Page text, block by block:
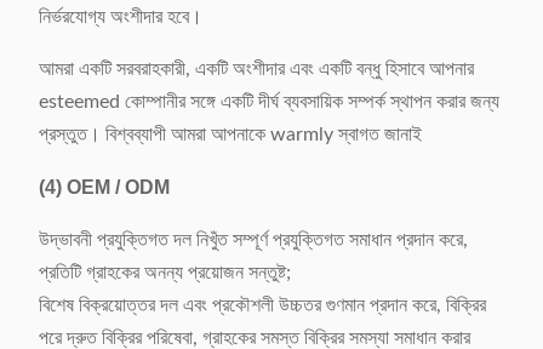
নির্ভরযোগ্য অংশীদার হবে।
আমরা একটি সরবরাহকারী, একটি অংশীদার এবং একটি বন্ধু হিসাবে আপনার
esteemed কোম্পানীর সঙ্গে একটি দীর্ঘ ব্যবসায়িক সম্পর্ক স্থাপন করার জন্য
প্রস্তুত। বিশ্বব্যাপী আমরা আপনাকে warmly স্বাগত জানাই
(4) OEM / ODM
উদ্ভাবনী প্রযুক্তিগত দল নিখুঁত সম্পূর্ণ প্রযুক্তিগত সমাধান প্রদান করে,
প্রতিটি গ্রাহকের অনন্য প্রয়োজন সন্তুষ্ট;
বিশেষ বিক্রয়োত্তর দল এবং প্রকৌশলী উচ্চতর গুণমান প্রদান করে, বিক্রির
পরে দ্রুত বিক্রির পরিষেবা, গ্রাহকের সমস্ত বিক্রির সমস্যা সমাধান করার